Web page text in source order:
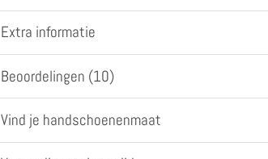
Extra informatie
Beoordelingen (10)
Vind je handschoenenmaat